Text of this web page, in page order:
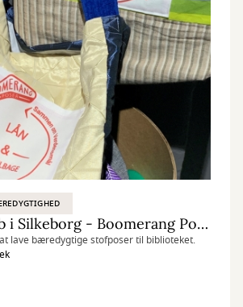
Sy-fællesskab i Silkeborg - Boomerang Poser
lave bæredygtige stofposer til biblioteket.